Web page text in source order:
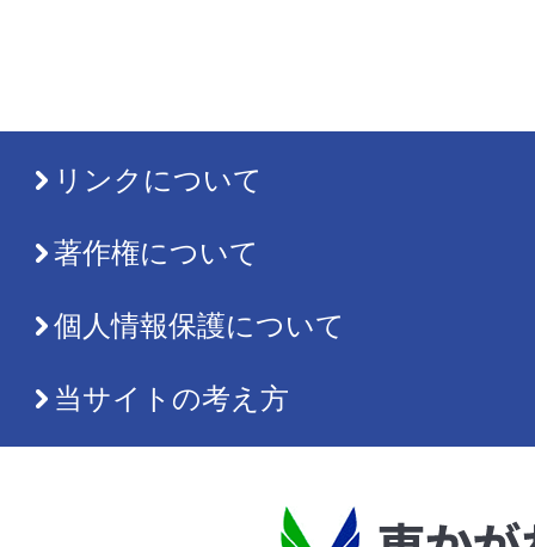
リンクについて
著作権について
個人情報保護について
当サイトの考え方